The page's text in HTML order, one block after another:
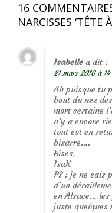
16
NARCISSES ‘TÊTE
Isabelle a dit :
21 mars 2016 à
Ah puisque tu
bout du nez
mort certaine
n’y a encore
tout est en
bizarre….
Bises,
IsaK
PS : je ne sais
d’un
en Alsace…
juste quelques